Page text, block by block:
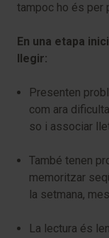
tampoc ho és per
En una etapa
llegir:
Presenten
com ara
so i associar
També tenen
memoritzar
la setmana,
La lectura és